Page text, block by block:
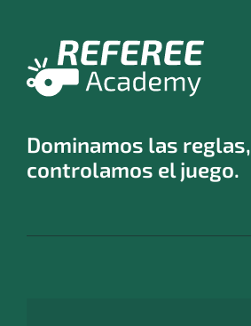
Dominamos las reglas,
controlamos el juego.